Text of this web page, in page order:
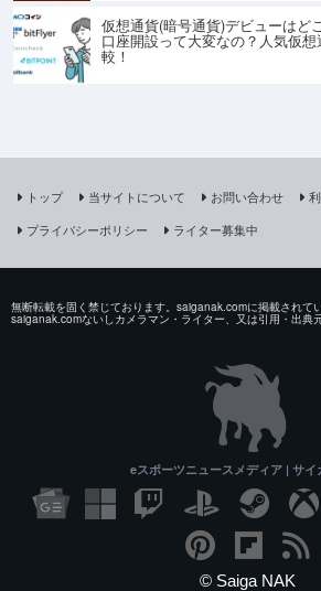
仮想通貨(暗号通貨)デビューはど
口座開設って大変なの？人気仮
較！
トップ 当サイトについて お問い合わせ
プライバシーポリシー
ライター募集中
無断転載を固く禁じております。saiganak.comに掲載されて
saiganak.comないしカメラマン・ライター、又は引用・出典
eスポーツニュースメディア | サイ
© Saiga NAK